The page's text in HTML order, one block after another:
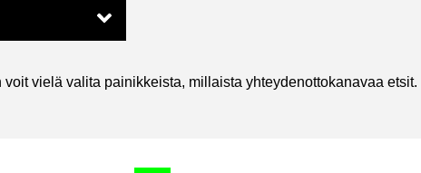
vielä va­li­ta pai­nik­keis­ta, mil­lais­ta yh­tey­den­ot­to­ka­na­vaa etsit.